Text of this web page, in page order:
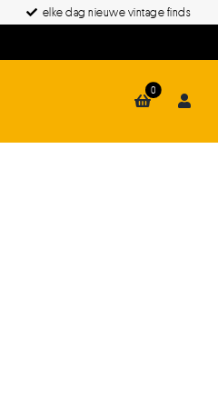
elke dag nieuwe vintage finds
0